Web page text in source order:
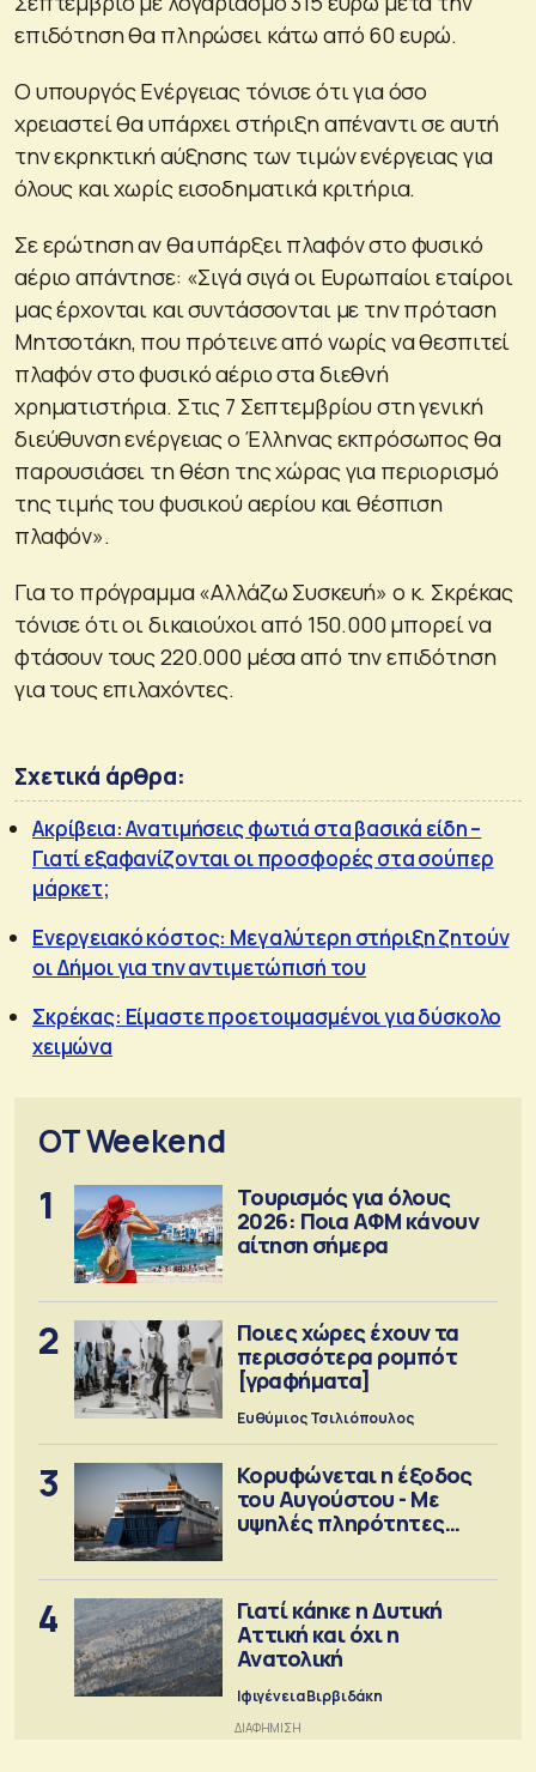
επιδότηση θα πληρώσει κάτω από 60 ευρώ.
Ο υπουργός Ενέργειας τόνισε ότι για όσο
χρειαστεί θα υπάρχει στήριξη απέναντι σε αυτή
την εκρηκτική αύξησης των τιμών ενέργειας για
όλους και χωρίς εισοδηματικά κριτήρια.
Σε ερώτηση αν θα υπάρξει πλαφόν στο φυσικό
αέριο απάντησε: «Σιγά σιγά οι Ευρωπαίοι εταίροι
μας έρχονται και συντάσσονται με την πρόταση
Μητσοτάκη, που πρότεινε από νωρίς να θεσπιτεί
πλαφόν στο φυσικό αέριο στα διεθνή
χρηματιστήρια. Στις 7 Σεπτεμβρίου στη γενική
διεύθυνση ενέργειας ο Έλληνας εκπρόσωπος θα
παρουσιάσει τη θέση της χώρας για περιορισμό
της τιμής του φυσικού αερίου και θέσπιση
πλαφόν».
Για το πρόγραμμα «Αλλάζω Συσκευή» ο κ. Σκρέκας
τόνισε ότι οι δικαιούχοι από 150.000 μπορεί να
φτάσουν τους 220.000 μέσα από την επιδότηση
για τους επιλαχόντες.
Σχετικά άρθρα:
Ακρίβεια: Ανατιμήσεις φωτιά στα βασικά είδη –
Γιατί εξαφανίζονται οι προσφορές στα σούπερ
μάρκετ;
Eνεργειακό κόστος: Μεγαλύτερη στήριξη ζητούν
οι Δήμοι για την αντιμετώπισή του
Σκρέκας: Είμαστε προετοιμασμένοι για δύσκολο
χειμώνα
OT Weekend
1
Τουρισμός για όλους
2026: Ποια ΑΦΜ κάνουν
αίτηση σήμερα
2
Ποιες χώρες έχουν τα
περισσότερα ρομπότ
[γραφήματα]
Ευθύμιος Τσιλιόπουλος
3
Κορυφώνεται η έξοδος
του Αυγούστου - Με
υψηλές πληρότητες
4
Γιατί κάηκε η Δυτική
Αττική και όχι η
Ανατολική
Ιφιγένεια Βιρβιδάκη